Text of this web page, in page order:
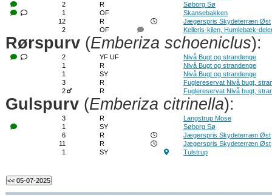
2
R
Søborg Sø
1
OF
Skansebakken
12
R
Jægerspris Skydeterræn Øst
2
OF Kelleris-kilen, Humlebæk-
Rørspurv (Emberiza schoeniclus):
2 YF UF
Nivå Bugt og strandenge
1
R
Nivå Bugt og strandenge
1
SY
Nivå Bugt og strandenge
3
R
Fuglereservat Nivå bugt,
2
R Fuglereservat Nivå bugt,
Gulspurv (Emberiza citrinella):
3 R
Langstrup Mose
1
SY
Søborg Sø
6
R
Jægerspris Skydeterræn Øst
11
R
Jægerspris Skydeterræn Øst
1
SY Tulstrup